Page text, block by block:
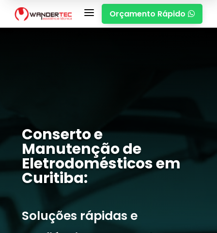
a Orçamento Rápido 
Conserto e
Manutenção de
Eletrodomésticos em
Curitiba:
Soluções rápidas e